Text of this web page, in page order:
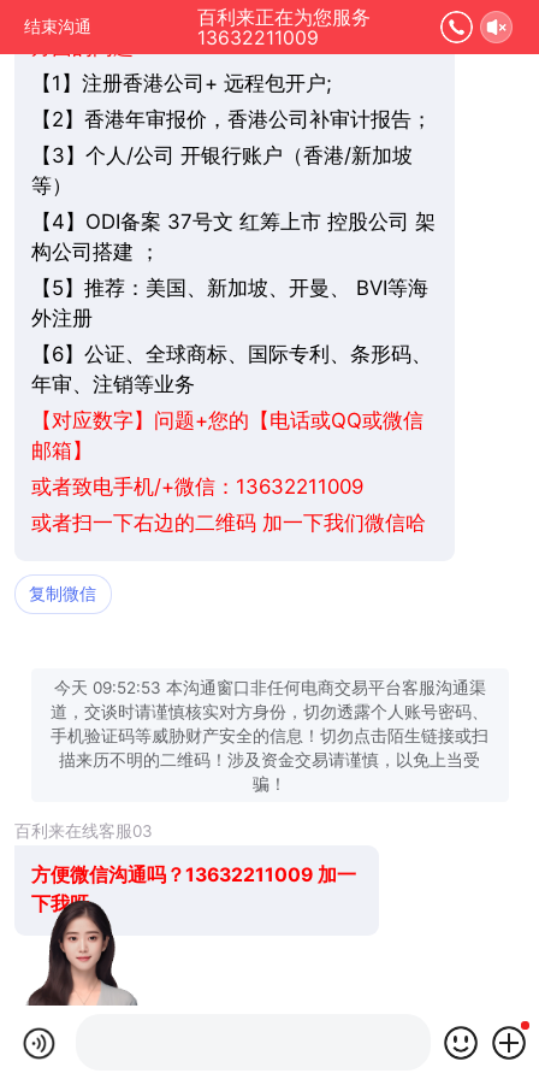
结束沟通
百利来正在为您服务
13632211009
您好，我是在线人工客服，您是想要了解哪
【 1】注册香港公司+ 远程包开户;
【 2】香港年审报价，香港公司补审计报告；
【 3】个人/公司 开银行账户（香港/新加坡
等）
【 4】ODI备案 37号文 红筹上市 控股公司 架
构公司搭建 ；
【 5】推荐：美国、新加坡、 开曼、 BVI等海
外注册
【 6】公证、全球商标、国际专利、条形码、
年审、注销等业务
【对应数字】问题+您的【电话或QQ或微信
邮箱】
或者致电手机/+微信：13632211009
或者扫一下右边的二维码 加一下我们微信哈
复制微信
今天 09:52:53 本沟通窗口非任何电商交易平台客服沟通渠
道，交谈时请谨慎核实对方身份，切勿透露个人账号密码、
手机验证码等威胁财产安全的信息！切勿点击陌生链接或扫
描来历不明的二维码！涉及资金交易请谨慎，以免上当受
骗！
百利来在线客服03
方便微信沟通吗？13632211009 加一
下我呀